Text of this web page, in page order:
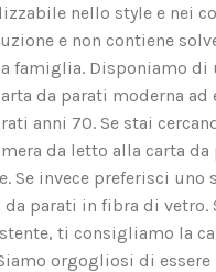
nello style e nei
e non contiene
Disponiamo di
da parati moderna
anni 70. Se stai
da letto alla carta
Se invece preferisci
parati in fibra di
ti consigliamo
orgogliosi di